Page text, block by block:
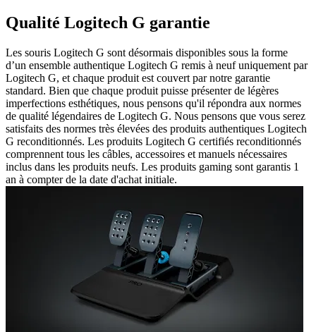
Qualité Logitech G garantie
Les souris Logitech G sont désormais disponibles sous la forme
d’un ensemble authentique Logitech G remis à neuf uniquement par
Logitech G, et chaque produit est couvert par notre garantie
standard. Bien que chaque produit puisse présenter de légères
imperfections esthétiques, nous pensons qu'il répondra aux normes
de qualité légendaires de Logitech G. Nous pensons que vous serez
satisfaits des normes très élevées des produits authentiques Logitech
G reconditionnés. Les produits Logitech G certifiés reconditionnés
comprennent tous les câbles, accessoires et manuels nécessaires
inclus dans les produits neufs. Les produits gaming sont garantis 1
an à compter de la date d'achat initiale.